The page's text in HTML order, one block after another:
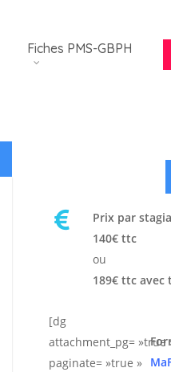
Fiches PMS-GBPH
Prix par
140€ ttc
ou
189€ ttc avec
[dg
attachment_pg= »true
paginate= »true »